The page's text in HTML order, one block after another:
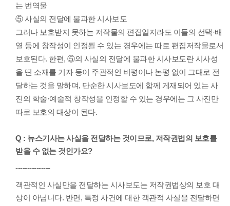
는 번역물
⑤ 사실의 전달에 불과한 시사보도
그러나 보호받지 못하는 저작물의 편집일지라도 이들의 선택·배
열 등에 창작성이 인정될 수 있는 경우에는 따로 편집저작물로서
보호된다. 한편, ⑤의 사실의 전달에 불과한 시사보도란 시사성
을 띤 소재를 기자 등이 주관적인 비평이나 논평 없이 그대로 전
달하는 것을 말하며, 단순한 시사보도에 함께 게재되어 있는 사
진의 학술·예술적 창작성을 인정할 수 있는 경우에는 그 사진만
따로 보호의 대상이 된다.
Q : 뉴스기사는 사실을 전달하는 것이므로, 저작권법의 보호를
받을 수 없는 것인가요?
---------------
객관적인 사실만을 전달하는 시사보도는 저작권법상의 보호 대
상이 아닙니다. 반면, 특정 사건에 대한 객관적 사실을 전달하면